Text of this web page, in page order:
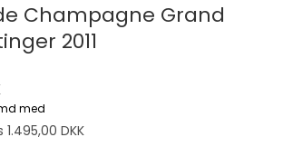
Champagne Grand
2011
DKK